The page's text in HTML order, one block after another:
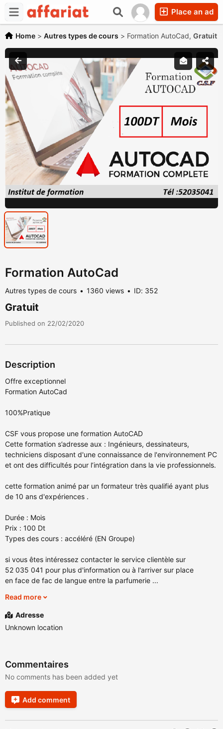
Place an ad
Home > Autres types de cours > Formation AutoCad, Gratuit
Formation AutoCad
Autres types de cours 1360 views ID: 352
Gratuit
Published on 22/02/2020
Description
Offre exceptionnel
Formation AutoCad
100%Pratique
CSF vous propose une formation AutoCAD
Cette formation s’adresse aux : Ingénieurs, dessinateurs,
techniciens disposant d'une connaissance de l'environnement PC
et ont des difficultés pour l’intégration dans la vie professionnels.
cette formation animé par un formateur très qualifié ayant plus
de 10 ans d'expériences .
Durée : Mois
Prix : 100 Dt
Types des cours : accéléré (EN Groupe)
si vous êtes intéressez contacter le service clientèle sur
52 035 041 pour plus d'information ou à l'arriver sur place
en face de fac de langue entre la parfumerie ...
Read more
Adresse
Unknown location
Commentaires
No comments has been added yet
Add comment